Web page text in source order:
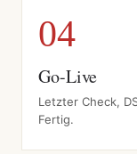
Go-Live
Letzter Check,
Fertig.